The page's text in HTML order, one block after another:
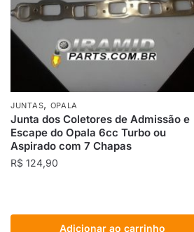
JUNTAS, OPALA
Junta dos Coletores de Admissão e
Escape do Opala 6cc Turbo ou
Aspirado com 7 Chapas
R$ 124,90
Adicionar ao carrinho